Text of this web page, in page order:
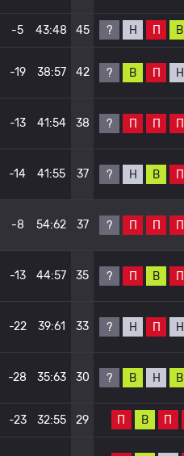
-5 43:48 45 ? Н П В
-19 38:57 42 ? В П Н
-13 41:54 38 ? П П П
-14 41:55 37 ? Н В П
-8 54:62 37 ? П П П
-13 44:57 35 ? П В П
-22 39:61 33 ? Н П Н
-28 35:63 30 ? В Н В
-23 32:55 29 П В П